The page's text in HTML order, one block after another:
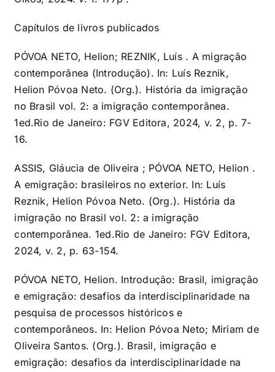
Capítulos de livros publicados
PÓVOA NETO, Helion; REZNIK, Luís . A migração
contemporânea (Introdução). In: Luís Reznik,
Helion Póvoa Neto. (Org.). História da imigração
no Brasil vol. 2: a imigração contemporânea.
1ed.Rio de Janeiro: FGV Editora, 2024, v. 2, p. 7-
16.
ASSIS, Gláucia de Oliveira ; PÓVOA NETO, Helion .
A emigração: brasileiros no exterior. In: Luís
Reznik, Helion Póvoa Neto. (Org.). História da
imigração no Brasil vol. 2: a imigração
contemporânea. 1ed.Rio de Janeiro: FGV Editora,
2024, v. 2, p. 63-154.
PÓVOA NETO, Helion. Introdução: Brasil, imigração
e emigração: desafios da interdisciplinaridade na
pesquisa de processos históricos e
contemporâneos. In: Helion Póvoa Neto; Miriam de
Oliveira Santos. (Org.). Brasil, imigração e
emigração: desafios da interdisciplinaridade na